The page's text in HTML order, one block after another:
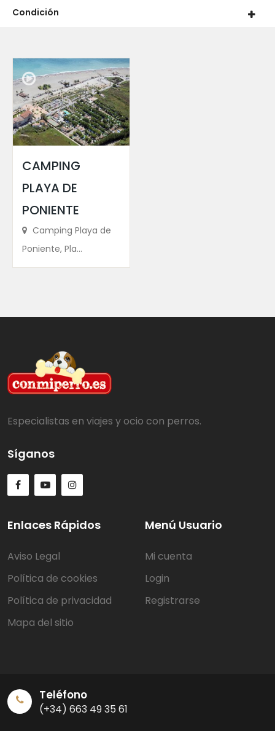
Condición
CAMPING
PLAYA DE
PONIENTE
Camping Playa de
Poniente, Pla...
Especialistas en viajes y ocio con perros.
Síganos
Enlaces Rápidos
Aviso Legal
Política de cookies
Política de privacidad
Mapa del sitio
Menú Usuario
Mi cuenta
Login
Registrarse
Teléfono
(+34) 663 49 35 61